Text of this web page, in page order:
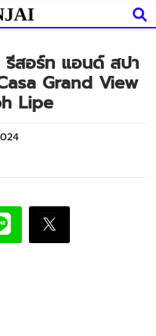
รีสอร์ท แอนด์ สปา
Grand View
Lipe